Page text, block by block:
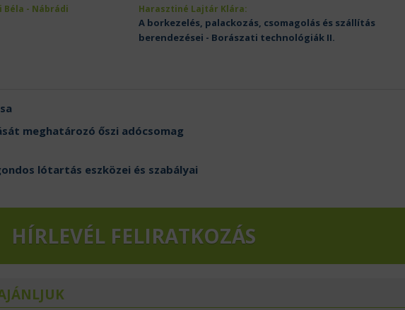
- Nábrádi
Harasztiné Lajtár Klára:
A borkezelés, palackozás, csomagolás és szállítás
berendezései - Borászati technológiák II.
meghatározó őszi adócsomag
lótartás eszközei és szabályai
HÍRLEVÉL FELIRATKOZÁS